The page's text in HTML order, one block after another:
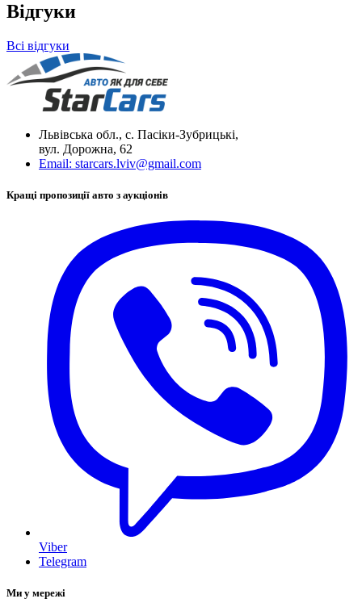
Відгуки
Всі відгуки
Львівська обл., с. Пасіки-Зубрицькі,
вул. Дорожна, 62
Email: starcars.lviv@gmail.com
Кращі пропозиції авто з аукціонів
Viber
Telegram
Ми у мережі